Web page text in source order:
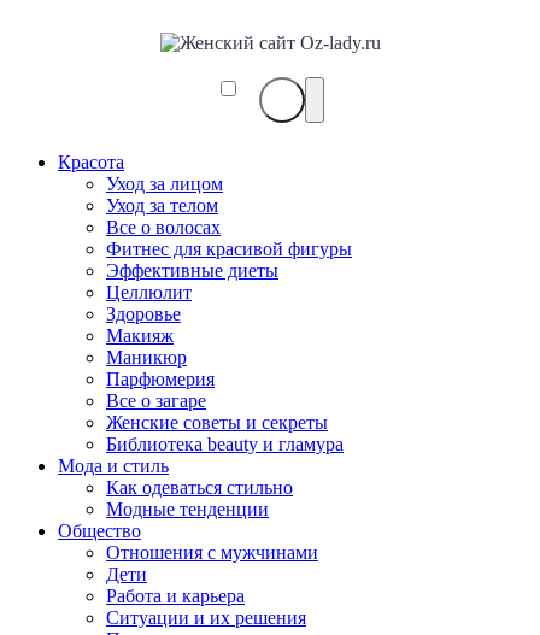
Красота
Уход за лицом
Уход за телом
Все о волосах
Фитнес для красивой фигуры
Эффективные диеты
Целлюлит
Здоровье
Макияж
Маникюр
Парфюмерия
Все о загаре
Женские советы и секреты
Библиотека beauty и гламура
Мода и стиль
Как одеваться стильно
Модные тенденции
Общество
Отношения с мужчинами
Дети
Работа и карьера
Ситуации и их решения